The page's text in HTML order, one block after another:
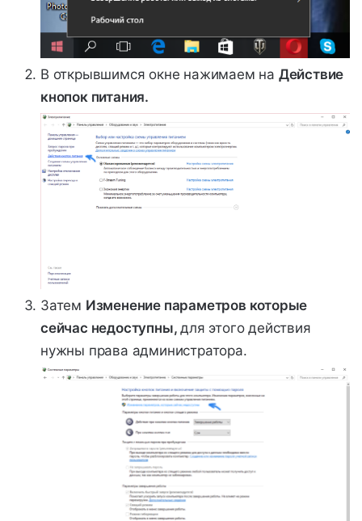
В открывшимся окне нажимаем на Действие
кнопок питания.
Затем Изменение параметров которые
сейчас недоступны,для этого действия
нужны права администратора.